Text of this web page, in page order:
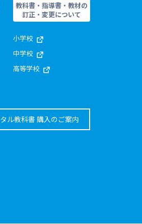
教科書・指導書・教材の
訂正・変更について
小学校
中学校
高等学校
ル教科書 購入のご案内